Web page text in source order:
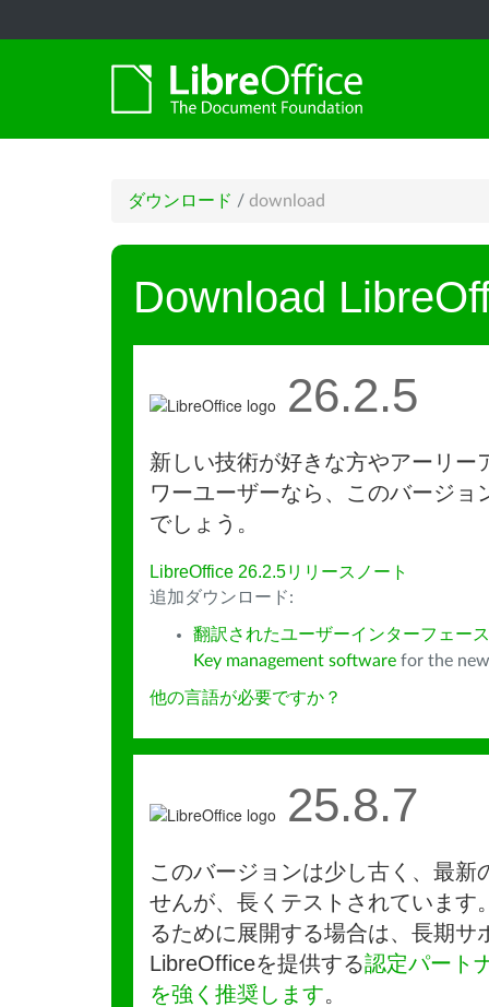
ダウンロード / download
Download
26.2.5
新しい技術が好きな方やアーリー
ワーユーザーなら、このバージョ
でしょう。
LibreOffice 26.2.5リリースノート
追加ダウンロード:
翻訳されたユーザーインターフェー
Key management software for the
他の言語が必要ですか？
25.8.7
このバージョンは少し古く、最新
せんが、長くテストされています
るために展開する場合は、長期サ
LibreOfficeを提供する認定パート
を強く推奨します。